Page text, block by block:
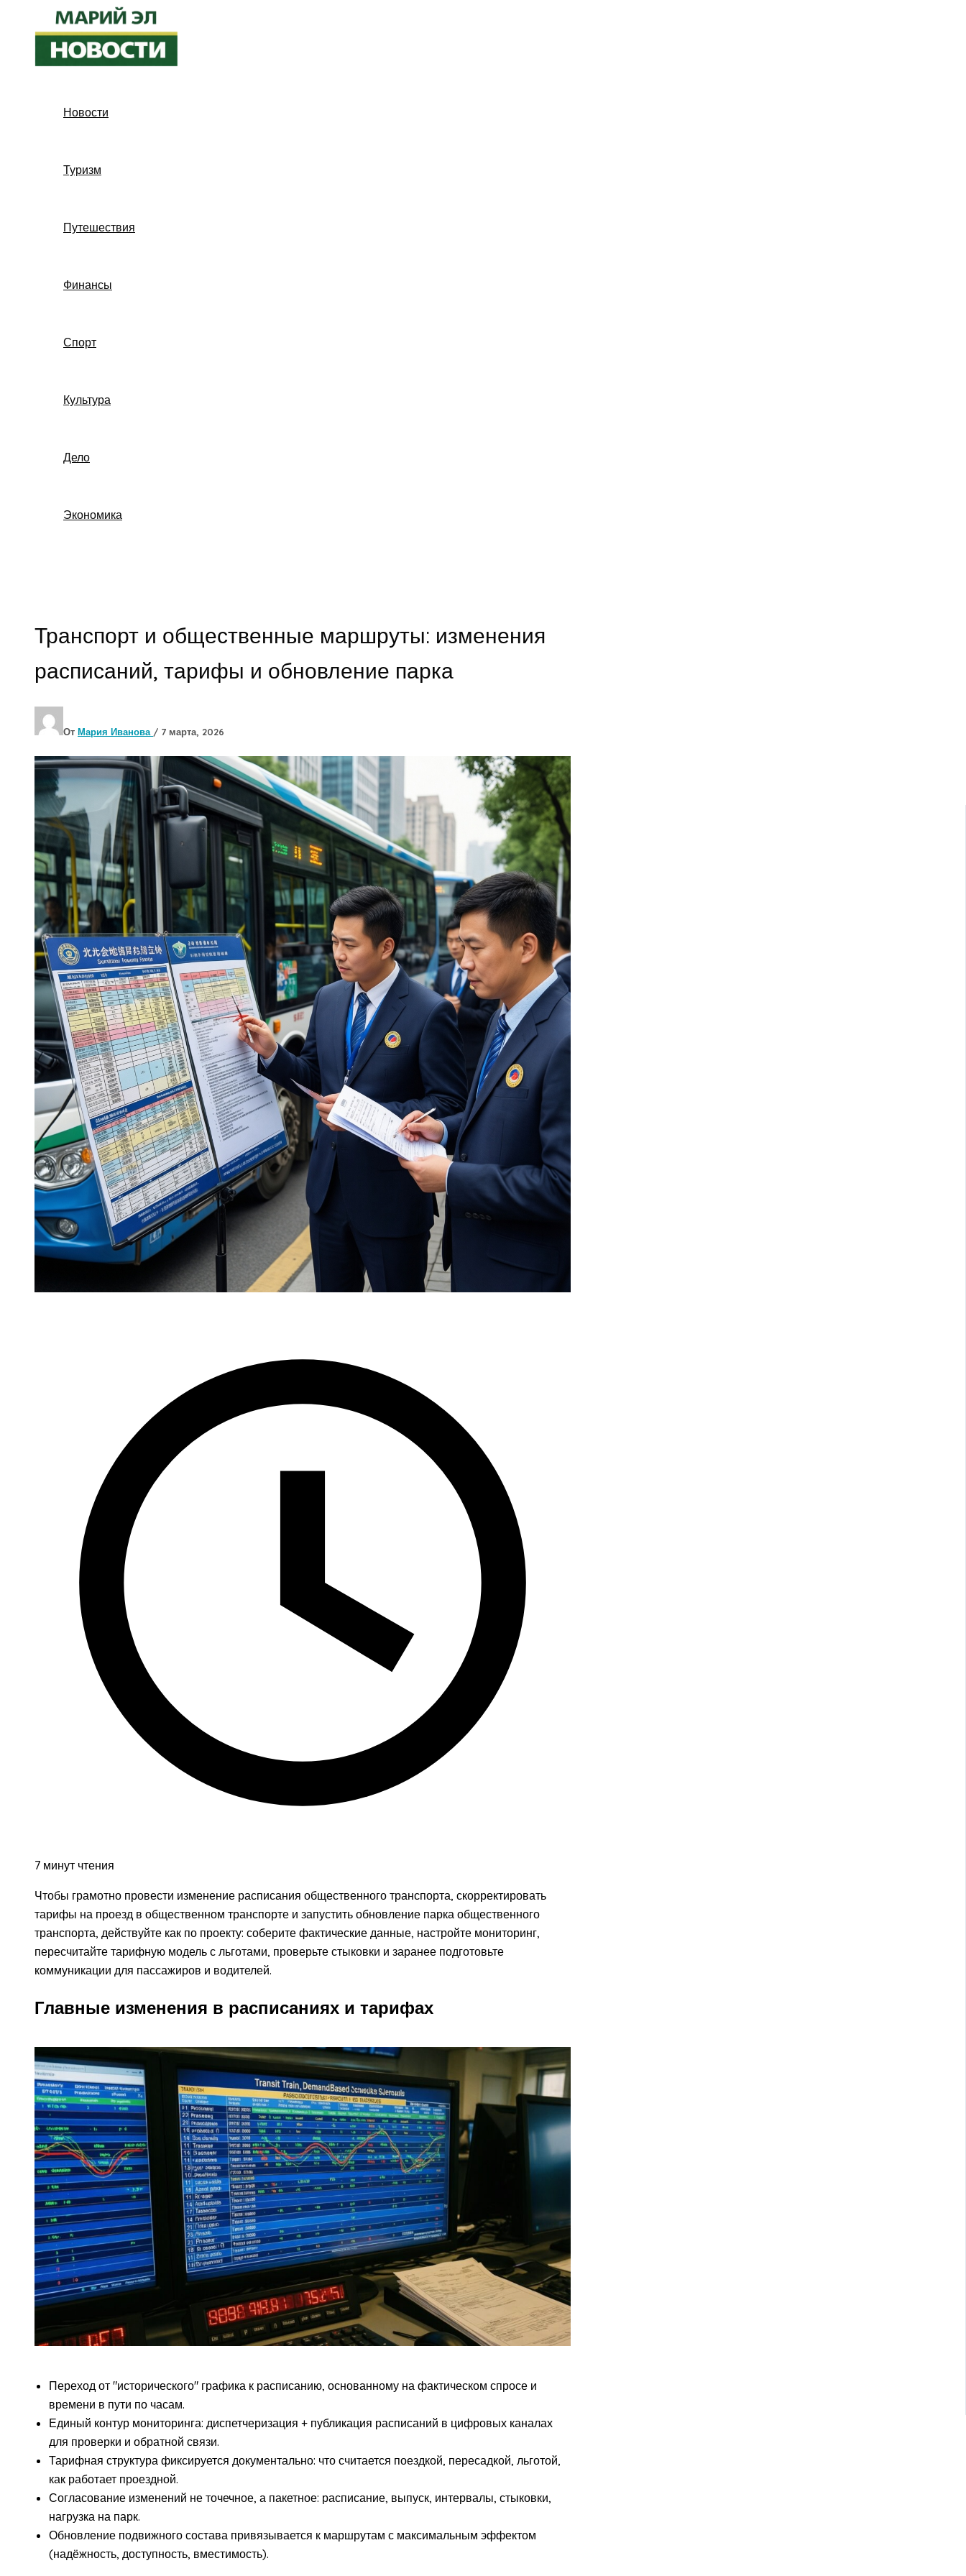
содержимому
Новости
Туризм
Путешествия
Финансы
Спорт
Культура
Дело
Экономика
Транспорт и общественные маршруты: изменения
расписаний, тарифы и обновление парка
От Мария Иванова / 7 марта, 2026
7 минут чтения
Чтобы грамотно провести изменение расписания общественного транспорта, скорректировать
тарифы на проезд в общественном транспорте и запустить обновление парка общественного
транспорта, действуйте как по проекту: соберите фактические данные, настройте мониторинг,
пересчитайте тарифную модель с льготами, проверьте стыковки и заранее подготовьте
коммуникации для пассажиров и водителей.
Главные изменения в расписаниях и тарифах
Переход от "исторического" графика к расписанию, основанному на фактическом спросе и
времени в пути по часам.
Единый контур мониторинга: диспетчеризация + публикация расписаний в цифровых каналах
для проверки и обратной связи.
Тарифная структура фиксируется документально: что считается поездкой, пересадкой, льготой,
как работает проездной.
Согласование изменений не точечное, а пакетное: расписание, выпуск, интервалы, стыковки,
нагрузка на парк.
Обновление подвижного состава привязывается к маршрутам с максимальным эффектом
(надёжность, доступность, вместимость).